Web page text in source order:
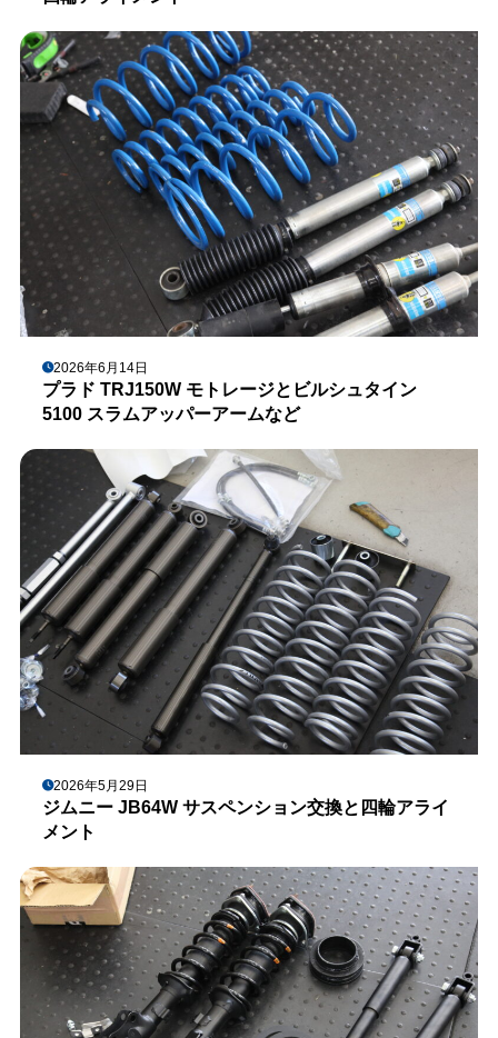
2026年6月14日
プラド TRJ150W モトレージとビルシュタイン
5100 スラムアッパーアームなど
2026年5月29日
ジムニー JB64W サスペンション交換と四輪アライ
メント